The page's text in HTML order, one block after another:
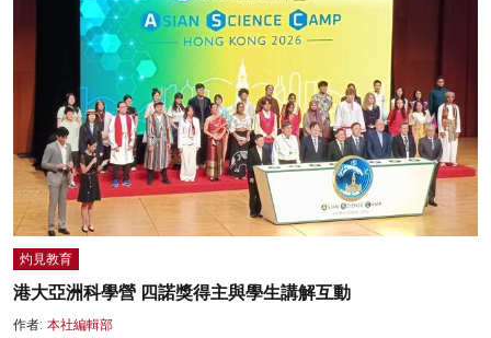
灼見教育
港大亞洲科學營 四諾獎得主與學生講解互動
作者: 本社編輯部